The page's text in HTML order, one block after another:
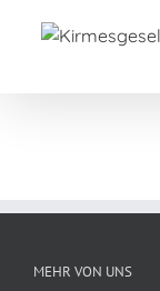
Inhalt
MEHR VON UNS